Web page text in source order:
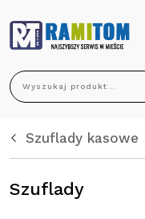
Wyszukaj produkt...
Szuflady kasowe
Szuflady